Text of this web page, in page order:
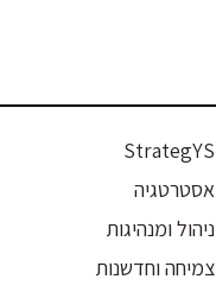
StrategYS
אסטרטגיה
ניהול ומנהיגות
צמיחה וחדשנות